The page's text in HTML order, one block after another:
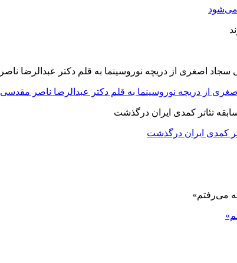
می‌شود
از دریچه نوروسینما به قلم دکتر عبدالرضا ناصر مقدسی
کمدی ایران درگذشت